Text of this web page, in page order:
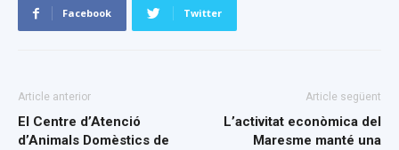
Facebook Twitter
Article anterior
El Centre d’Atenció
d’Animals Domèstics de
Article següent
L’activitat econòmica del
Maresme manté una